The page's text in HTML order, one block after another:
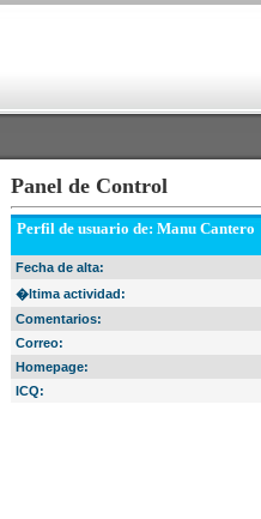
Panel de Control
Perfil de usuario de: Manu Cantero
Fecha de alta:
�ltima actividad:
Comentarios:
Correo:
Homepage:
ICQ: